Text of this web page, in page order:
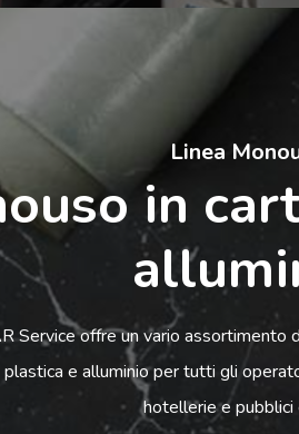
Linea
in
Service offre un vario assortimento
plastica e alluminio per tutti gli
hotellerie e pubblici